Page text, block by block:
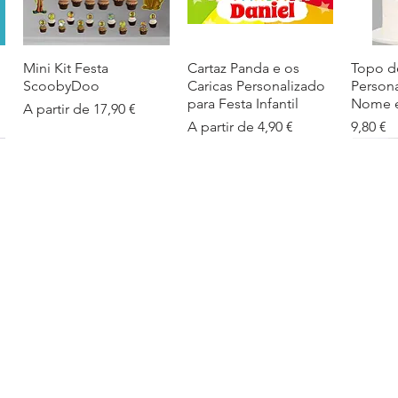
Visualização rápida
Mini Kit Festa
ScoobyDoo
A partir de 17,90 €
Preço promocional
Visualização rápida
Cartaz Panda e os
Caricas Personalizado
para Festa Infantil
A partir de 4,90 €
Preço promocional
Topo
Nome
Preço
9,80 €